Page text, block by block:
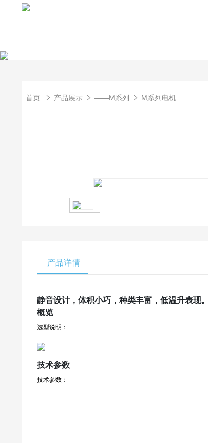
首页 产品展示 ——M系列 M系列电机
产品详情
静音设计，体积小巧，种类丰富，低温升表现。
概览
选型说明：
技术参数
技术参数：